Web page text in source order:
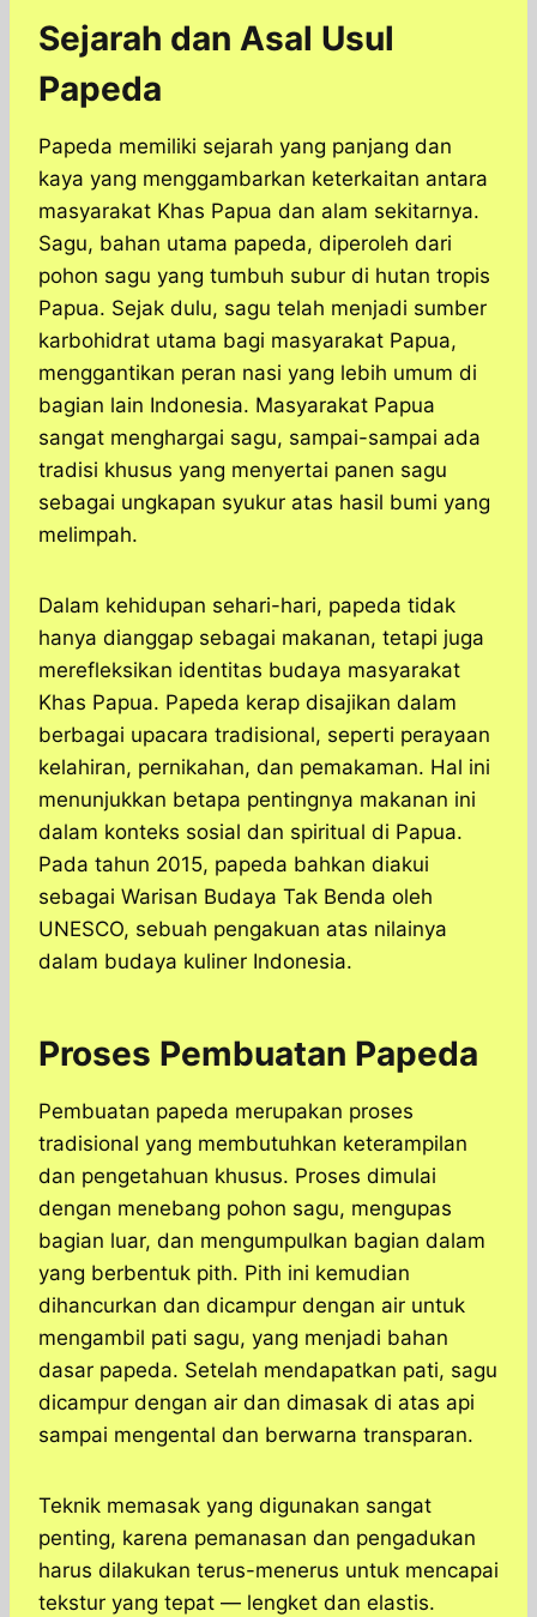
Sejarah dan Asal Usul
Papeda
Papeda memiliki sejarah yang panjang dan
kaya yang menggambarkan keterkaitan antara
masyarakat Khas Papua dan alam sekitarnya.
Sagu, bahan utama papeda, diperoleh dari
pohon sagu yang tumbuh subur di hutan tropis
Papua. Sejak dulu, sagu telah menjadi sumber
karbohidrat utama bagi masyarakat Papua,
menggantikan peran nasi yang lebih umum di
bagian lain Indonesia. Masyarakat Papua
sangat menghargai sagu, sampai-sampai ada
tradisi khusus yang menyertai panen sagu
sebagai ungkapan syukur atas hasil bumi yang
melimpah.
Dalam kehidupan sehari-hari, papeda tidak
hanya dianggap sebagai makanan, tetapi juga
merefleksikan identitas budaya masyarakat
Khas Papua. Papeda kerap disajikan dalam
berbagai upacara tradisional, seperti perayaan
kelahiran, pernikahan, dan pemakaman. Hal ini
menunjukkan betapa pentingnya makanan ini
dalam konteks sosial dan spiritual di Papua.
Pada tahun 2015, papeda bahkan diakui
sebagai Warisan Budaya Tak Benda oleh
UNESCO, sebuah pengakuan atas nilainya
dalam budaya kuliner Indonesia.
Proses Pembuatan Papeda
Pembuatan papeda merupakan proses
tradisional yang membutuhkan keterampilan
dan pengetahuan khusus. Proses dimulai
dengan menebang pohon sagu, mengupas
bagian luar, dan mengumpulkan bagian dalam
yang berbentuk pith. Pith ini kemudian
dihancurkan dan dicampur dengan air untuk
mengambil pati sagu, yang menjadi bahan
dasar papeda. Setelah mendapatkan pati, sagu
dicampur dengan air dan dimasak di atas api
sampai mengental dan berwarna transparan.
Teknik memasak yang digunakan sangat
penting, karena pemanasan dan pengadukan
harus dilakukan terus-menerus untuk mencapai
tekstur yang tepat — lengket dan elastis.